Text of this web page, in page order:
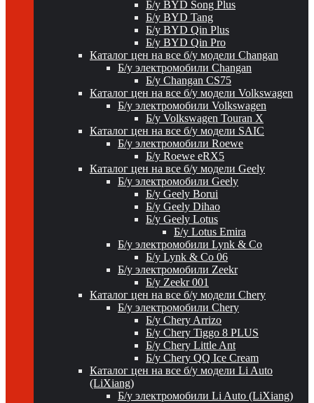
Б/у BYD Song Plus
Б/у BYD Tang
Б/у BYD Qin Plus
Б/у BYD Qin Pro
Каталог цен на все б/у модели Changan
Б/у электромобили Changan
Б/у Changan CS75
Каталог цен на все б/у модели Volkswagen
Б/у электромобили Volkswagen
Б/у Volkswagen Touran X
Каталог цен на все б/у модели SAIC
Б/у электромобили Roewe
Б/у Roewe eRX5
Каталог цен на все б/у модели Geely
Б/у электромобили Geely
Б/у Geely Borui
Б/у Geely Dihao
Б/у Geely Lotus
Б/у Lotus Emira
Б/у электромобили Lynk & Co
Б/у Lynk & Co 06
Б/у электромобили Zeekr
Б/у Zeekr 001
Каталог цен на все б/у модели Chery
Б/у электромобили Chery
Б/у Chery Arrizo
Б/у Chery Tiggo 8 PLUS
Б/у Chery Little Ant
Б/у Chery QQ Ice Cream
Каталог цен на все б/у модели Li Auto
(LiXiang)
Б/у электромобили Li Auto (LiXiang)